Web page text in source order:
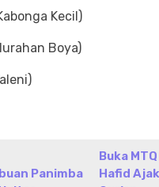
Kecil)
Boya)
Panimba
Buka
Hafid